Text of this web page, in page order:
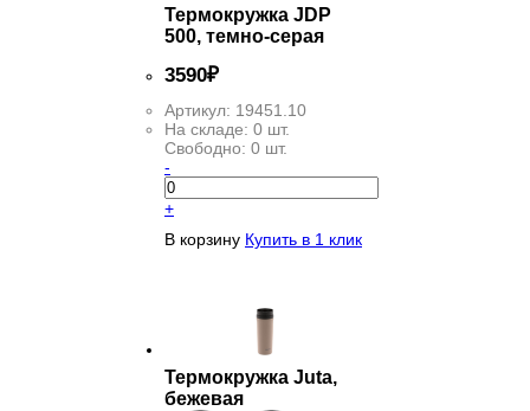
Термокружка JDP
500, темно-серая
3590₽
Артикул: 19451.10
На складе: 0 шт.
Свободно: 0 шт.
-
+
В корзину Купить в 1 клик
Термокружка Juta,
бежевая